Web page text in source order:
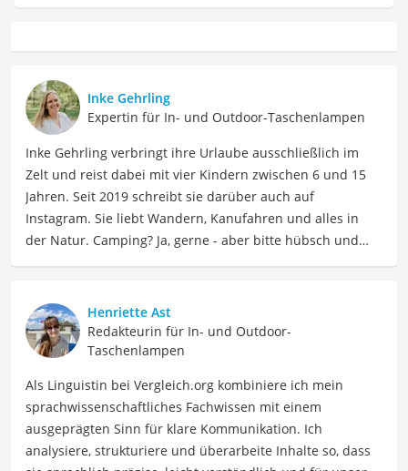
Inke Gehrling
Expertin für In- und Outdoor-Taschenlampen
Inke Gehrling verbringt ihre Urlaube ausschließlich im
Zelt und reist dabei mit vier Kindern zwischen 6 und 15
Jahren. Seit 2019 schreibt sie darüber auch auf
Instagram. Sie liebt Wandern, Kanufahren und alles in
der Natur. Camping? Ja, gerne - aber bitte hübsch und
und Meer statt Freizeitpark und Shoppingcenter!
Der Wuben-Taschenlampe-Vergleich ist aus unserer Sicht
besonders empfehlenswert für
Henriette Ast
Redakteurin für In- und Outdoor-
Taschenlampen
Als Linguistin bei Vergleich.org kombiniere ich mein
sprachwissenschaftliches Fachwissen mit einem
ausgeprägten Sinn für klare Kommunikation. Ich
analysiere, strukturiere und überarbeite Inhalte so, dass